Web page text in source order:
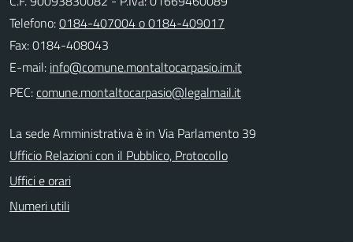
Telefono:0184-407004 o 0184-409017
Fax: 0184-408043
E-mail:
PEC:
La sede Amministrativa è in Via Parlamento 39
Ufficio Relazioni con il Pubblico, Protocollo
Uffici e orari
Numeri utili